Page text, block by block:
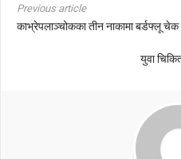
Previous article
काभ्रेपलाञ्चोकका तीन नाकामा बर्डफ्लू चेक
युवा